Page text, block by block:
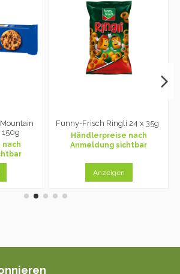
150g
nach
Funny-Frisch Ringli 24 x 35g
Händlerpreise nach
Anmeldung sichtbar
Anzeigen